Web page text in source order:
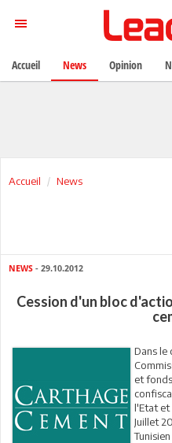
Accueil News
NEWS - 29.10.2012
Cession d'un bloc
Dans le
et
l'Etat et
Juillet
Accueil News Opinion